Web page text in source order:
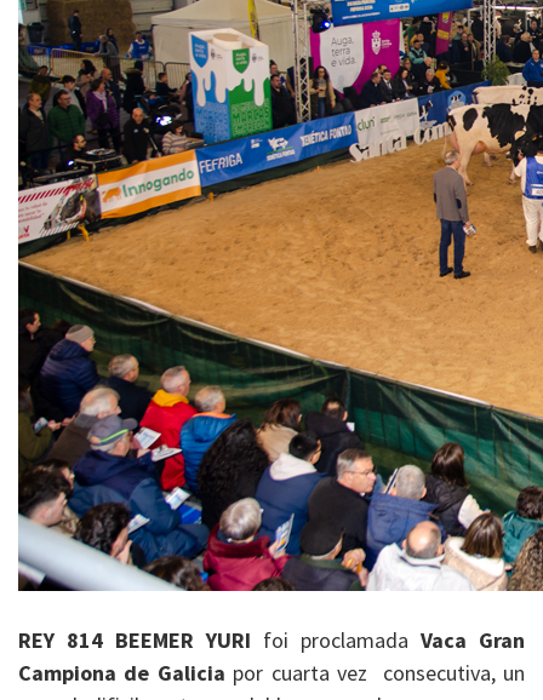
REY 814 BEEMER YURI foi proclamada Vaca Gran
Campiona de Galicia por cuarta vez consecutiva, un